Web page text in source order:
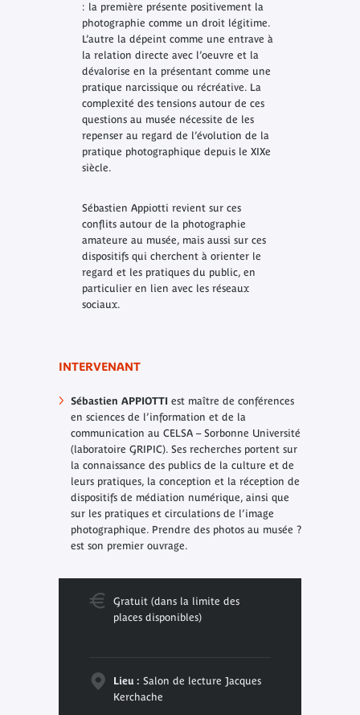
: la première présente positivement la
photographie comme un droit légitime.
L’autre la dépeint comme une entrave à
la relation directe avec l’oeuvre et la
dévalorise en la présentant comme une
pratique narcissique ou récréative. La
complexité des tensions autour de ces
questions au musée nécessite de les
repenser au regard de l’évolution de la
pratique photographique depuis le XIXe
siècle.
Sébastien Appiotti revient sur ces
conflits autour de la photographie
amateure au musée, mais aussi sur ces
dispositifs qui cherchent à orienter le
regard et les pratiques du public, en
particulier en lien avec les réseaux
sociaux.
INTERVENANT
Sébastien APPIOTTI est maître de conférences
en sciences de l’information et de la
communication au CELSA – Sorbonne Université
(laboratoire GRIPIC). Ses recherches portent sur
la connaissance des publics de la culture et de
leurs pratiques, la conception et la réception de
dispositifs de médiation numérique, ainsi que
sur les pratiques et circulations de l’image
photographique. Prendre des photos au musée ?
est son premier ouvrage.
Gratuit (dans la limite des
places disponibles)
Lieu : Salon de lecture Jacques
Kerchache